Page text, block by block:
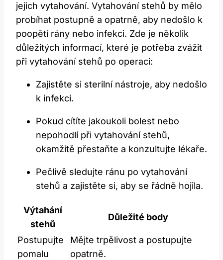
jejich vytahování. Vytahování stehů by mělo
probíhat postupně a opatrně, aby nedošlo k
poopětí rány nebo infekci. Zde je několik
důležitých informací, které je potřeba zvážit
při vytahování stehů po operaci:
Zajistěte si sterilní nástroje, aby nedošlo
k infekci.
Pokud cítíte jakoukoli bolest nebo
nepohodlí při vytahování stehů,
okamžitě přestaňte a konzultujte lékaře.
Pečlivě sledujte ránu po vytahování
stehů a zajistěte si, aby se řádně hojila.
Výtahání
stehů
Důležité body
Postupujte
pomalu
Mějte trpělivost a postupujte
opatrně.